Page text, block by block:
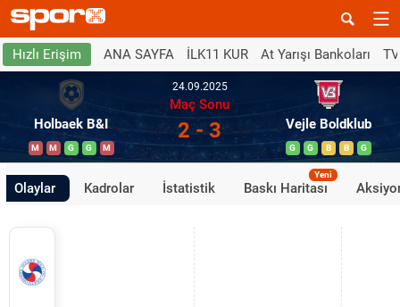
Hızlı Erişim ANA SAYFA İLK11 KUR At Yarışı Bankoları
Holbaek B&I
M M G G M
24.09.2025
Maç Sonu
2 - 3 Vejle Boldklub
G G B B G
Olaylar Kadrolar İstatistik Baskı Haritası
Yeni